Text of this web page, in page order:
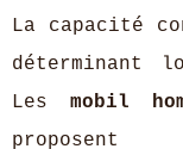
La capacité
déterminant
Lesmobil